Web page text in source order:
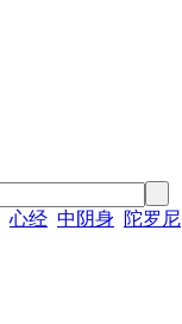
心经 中阴身 陀罗尼